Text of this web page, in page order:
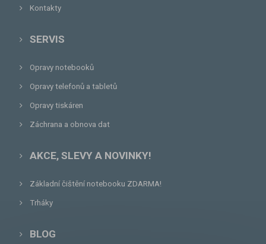
Kontakty
SERVIS
Opravy notebooků
Opravy telefonů a tabletů
Opravy tiskáren
Záchrana a obnova dat
AKCE, SLEVY A NOVINKY!
Základní čištění notebooku ZDARMA!
Trháky
BLOG